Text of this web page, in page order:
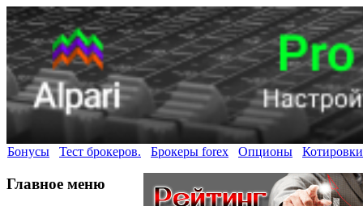
Бонусы Тест брокеров. Брокеры forex Опционы Котировки
Главное меню